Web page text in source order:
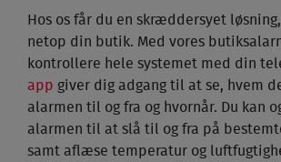
Hos os får du en skræddersyet
netop din butik. Med vores
kontrollere hele systemet med din
app giver dig adgang til at se, hvem
alarmen til og fra og hvornår. Du kan
alarmen til at slå til og fra på
samt aflæse temperatur og